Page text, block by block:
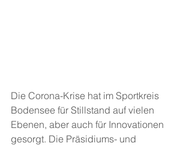
Die Corona-Krise hat im Sportkreis
Bodensee für Stillstand auf vielen
Ebenen, aber auch für Innovationen
gesorgt. Die Präsidiums- und